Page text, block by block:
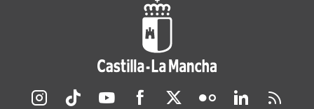
Redes sociales JCCM